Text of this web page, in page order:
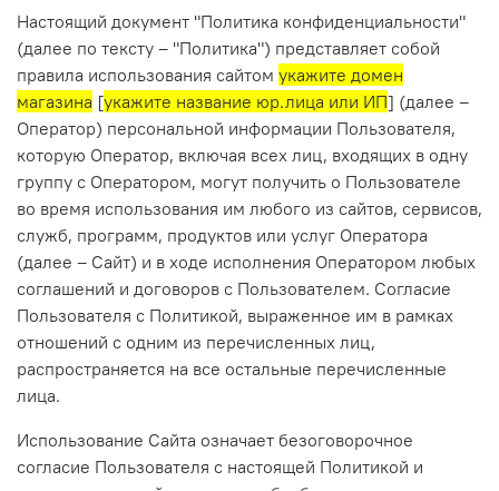
Настоящий документ "Политика конфиденциальности"
(далее по тексту – "Политика") представляет собой
правила использования сайтом укажите домен
магазина [укажите название юр.лица или ИП] (далее –
Оператор) персональной информации Пользователя,
которую Оператор, включая всех лиц, входящих в одну
группу с Оператором, могут получить о Пользователе
во время использования им любого из сайтов, сервисов,
служб, программ, продуктов или услуг Оператора
(далее – Сайт) и в ходе исполнения Оператором любых
соглашений и договоров с Пользователем. Согласие
Пользователя с Политикой, выраженное им в рамках
отношений с одним из перечисленных лиц,
распространяется на все остальные перечисленные
лица.
Использование Сайта означает безоговорочное
согласие Пользователя с настоящей Политикой и